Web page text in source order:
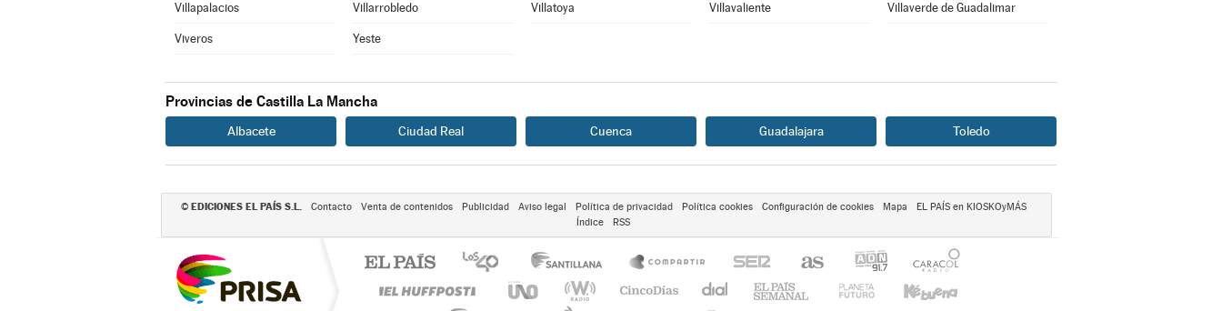
Villapalacios Villarrobledo Villatoya Villavaliente Villaverde de Guadalimar
Viveros Yeste
Provincias de Castilla La Mancha
Albacete Ciudad Real Cuenca Guadalajara Toledo
© EDICIONES EL PAÍS S.L. Contacto Venta de contenidos Publicidad Aviso legal Política de privacidad Política cookies Configuración de cookies Mapa
EL PAÍS en KIOSKOyMÁS
Índice
RSS